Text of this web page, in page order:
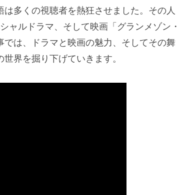
多くの視聴者を熱狂させました。その人
ャルドラマ、そして映画「グランメゾン・
は、ドラマと映画の魅力、そしてその舞
界を掘り下げていきます。